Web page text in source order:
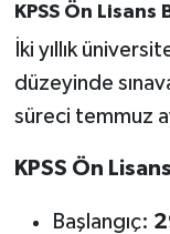
KPSS Ön
İki yıllık
düzeyinde
süreci temmuz
KPSS Ön
Başlangıç: